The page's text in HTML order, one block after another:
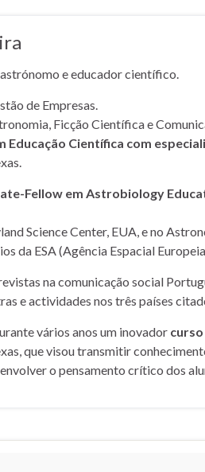
e educador científico.
de Empresas.
Ficção Científica e
Educação Científica com
Fellow em Astrobiology
Science Center, EUA, e no
da ESA (Agência Espacial
na comunicação social
e actividades nos três países
vários anos um inovador
que visou transmitir
o pensamento crítico dos